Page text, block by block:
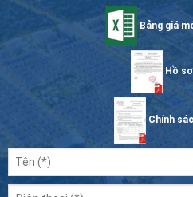
Bảng giá
Hồ
Chính